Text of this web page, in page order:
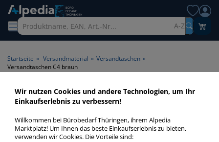
A-Z
Startseite » Versandmaterial » Versandtaschen »
Versandtaschen C4 braun
Versandtaschen C4 braun >
Farbe braun
Versandtaschen C4 braun in bester Qualität zum günstigen
Wir nutzen Cookies und andere Technologien, um Ihr
Einkaufserlebnis zu verbessern!
Willkommen bei Bürobedarf Thüringen, ihrem Alpedia
Marktplatz! Um Ihnen das beste Einkaufserlebnis zu bieten,
verwenden wir Cookies. Die Vorteile sind: